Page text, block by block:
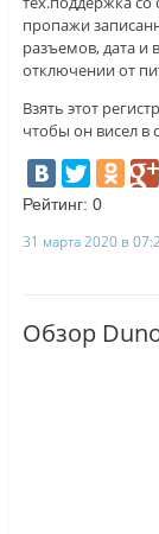
пропажи
разъемов, дата и
отключении от
Взять этот
чтобы он висел в
Рейтинг: 0
31 марта 2020 в
Обзор